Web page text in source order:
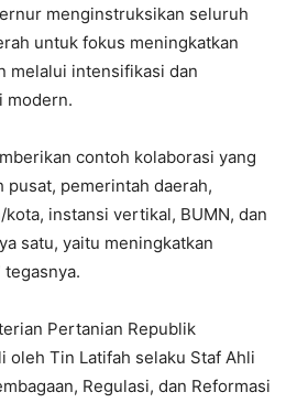
menginstruksikan seluruh
untuk fokus meningkatkan
melalui intensifikasi dan
modern.
contoh kolaborasi yang
pusat, pemerintah daerah,
instansi vertikal, BUMN, dan
satu, yaitu meningkatkan
tegasnya.
Pertanian Republik
oleh Tin Latifah selaku Staf Ahli
Regulasi, dan Reformasi